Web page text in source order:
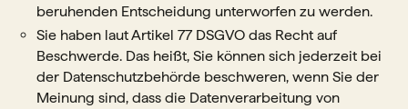
beruhenden Entscheidung unterworfen zu werden.
Sie haben laut Artikel 77 DSGVO das Recht auf
Beschwerde. Das heißt, Sie können sich jederzeit bei
der Datenschutzbehörde beschweren, wenn Sie der
Meinung sind, dass die Datenverarbeitung von